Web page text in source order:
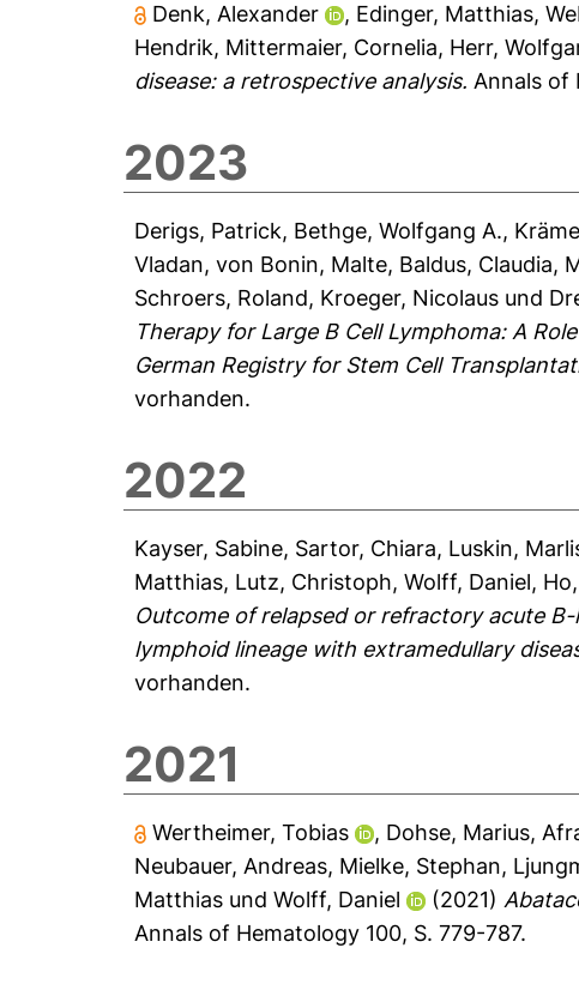
Denk, Alexander , Edinger, Matthias,
Hendrik, Mittermaier, Cornelia, Herr,
disease: a retrospective analysis. Annals of
2023
Derigs, Patrick, Bethge, Wolfgang A.,
Vladan,von Bonin, Malte, Baldus, Claudia,
Schroers, Roland, Kroeger, Nicolaus und
Therapy for Large B Cell Lymphoma: A
German Registry for Stem Cell
vorhanden.
2022
Kayser, Sabine, Sartor, Chiara, Luskin,
Matthias, Lutz, Christoph,Wolff, Daniel,
Outcome of relapsed or refractory acute
lymphoid lineage with extramedullary
vorhanden.
2021
Wertheimer, Tobias , Dohse, Marius,
Neubauer, Andreas, Mielke, Stephan,
Matthias undWolff, Daniel (2021)
Annals of Hematology 100, S. 779-787.